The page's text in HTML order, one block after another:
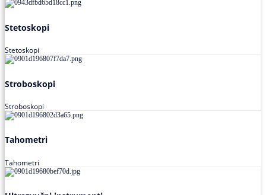
Stetoskopi
Stetoskopi
Stroboskopi
Stroboskopi
Tahometri
Tahometri